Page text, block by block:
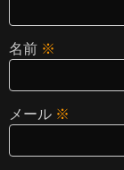
名前 ※
メール ※